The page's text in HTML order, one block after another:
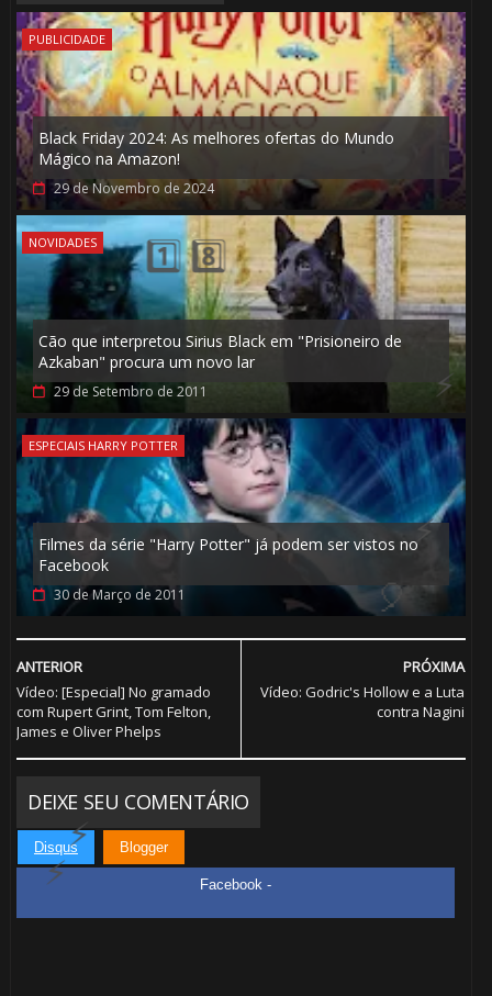
PUBLICIDADE
Black Friday 2024: As melhores ofertas do Mundo
Mágico na Amazon!
29 de Novembro de 2024
NOVIDADES
Cão que interpretou Sirius Black em "Prisioneiro de
Azkaban" procura um novo lar
29 de Setembro de 2011
ESPECIAIS HARRY POTTER
Filmes da série "Harry Potter" já podem ser vistos no
Facebook
30 de Março de 2011
PRÓXIMA
Vídeo: Godric's Hollow e a Luta
contra Nagini
ANTERIOR
Vídeo: [Especial] No gramado
com Rupert Grint, Tom Felton,
James e Oliver Phelps
DEIXE SEU COMENTÁRIO
Disqus Blogger
Facebook -
1️⃣ 8️⃣
🎂